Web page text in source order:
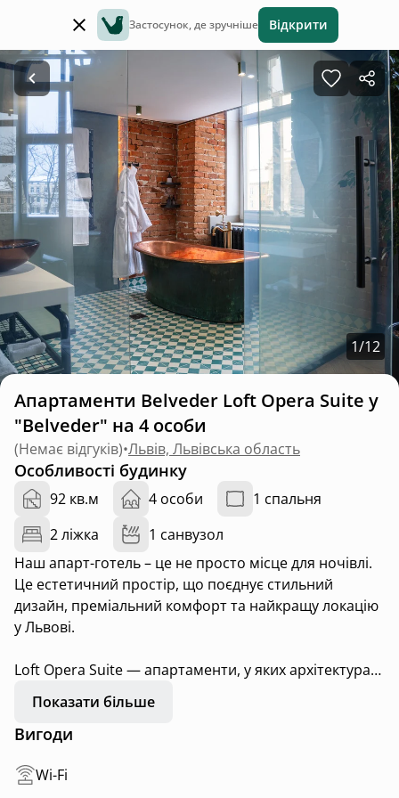
Застосунок, де зручніше Відкрити
1/12
Апартаменти Belveder Loft Opera Suite у
"Belveder" на 4 особи
(Немає відгуків)•Львів, Львівська область
Особливості будинку
92 кв.м 4 особи
1 спальня
2 ліжка
1 санвузол
Наш апарт-готель – це не просто місце для ночівлі.
Це естетичний простір, що поєднує стильний
дизайн, преміальний комфорт та найкращу локацію
у Львові.
Loft Opera Suite — апартаменти, у яких архітектура
стає емоцією, а вигляд на Оперний театр —
частиною щоденного натхнення.
Високі стелі, відкрите планування, мідна ванна,
Показати більше
Вигоди
Wi-Fi